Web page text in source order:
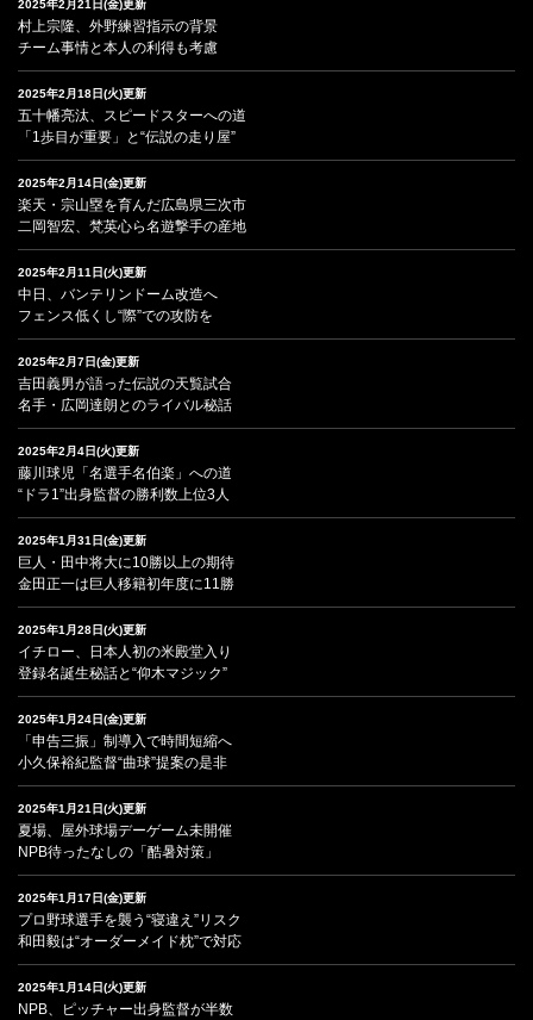
2025年2月21日(金)更新
村上宗隆、外野練習指示の背景
チーム事情と本人の利得も考慮
2025年2月18日(火)更新
五十幡亮汰、スピードスターへの道
「1歩目が重要」と“伝説の走り屋”
2025年2月14日(金)更新
楽天・宗山塁を育んだ広島県三次市
二岡智宏、梵英心ら名遊撃手の産地
2025年2月11日(火)更新
中日、バンテリンドーム改造へ
フェンス低くし“際”での攻防を
2025年2月7日(金)更新
吉田義男が語った伝説の天覧試合
名手・広岡達朗とのライバル秘話
2025年2月4日(火)更新
藤川球児「名選手名伯楽」への道
“ドラ1”出身監督の勝利数上位3人
2025年1月31日(金)更新
巨人・田中将大に10勝以上の期待
金田正一は巨人移籍初年度に11勝
2025年1月28日(火)更新
イチロー、日本人初の米殿堂入り
登録名誕生秘話と“仰木マジック”
2025年1月24日(金)更新
「申告三振」制導入で時間短縮へ
小久保裕紀監督“曲球”提案の是非
2025年1月21日(火)更新
夏場、屋外球場デーゲーム未開催
NPB待ったなしの「酷暑対策」
2025年1月17日(金)更新
プロ野球選手を襲う“寝違え”リスク
和田毅は“オーダーメイド枕”で対応
2025年1月14日(火)更新
NPB、ピッチャー出身監督が半数